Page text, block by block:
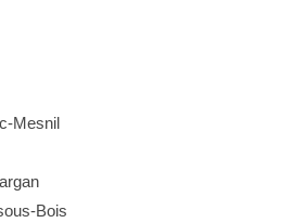
Mesnil
Bois